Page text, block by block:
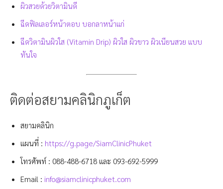
ผิวสวยด้วยวิตามินดี
ฉีดฟิลเลอร์หน้าตอบ บอกลาหน้าแก่
ฉีดวิตามินผิวใส (Vitamin Drip) ผิวใส ผิวขาว ผิวเนียนสวย แบบ
ทันใจ
ติดต่อสยามคลินิกภูเก็ต
สยามคลินิก
แผนที่ : https://g.page/SiamClinicPhuket
โทรศัพท์ : 088-488-6718 และ 093-692-5999
Email : info@siamclinicphuket.com